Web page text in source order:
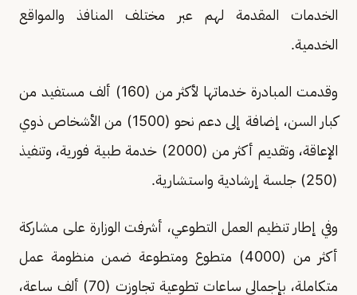
الخدمات المقدمة لهم عبر مختلف المنافذ والمواقع
الخدمية.
وقدمت المبادرة خدماتها لأكثر من (160) ألف مستفيد من
كبار السن، إضافة إلى دعم نحو (1500) من الأشخاص ذوي
الإعاقة، وتقديم أكثر من (2000) خدمة طبية فورية، وتنفيذ
(250) جلسة إرشادية واستشارية.
وفي إطار تنظيم العمل التطوعي، أشرفت الوزارة على مشاركة
أكثر من (4000) متطوع ومتطوعة ضمن منظومة عمل
متكاملة، بإجمالي ساعات تطوعية تجاوزت (70) ألف ساعة،